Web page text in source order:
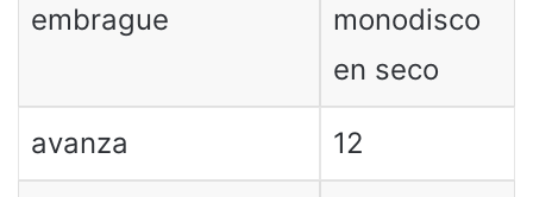
embrague
monodisco
en seco
avanza 12